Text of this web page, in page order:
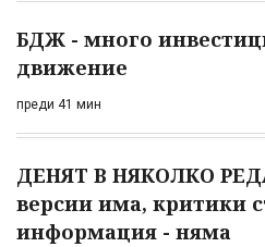
БДЖ - много
движение
преди 41 мин
ДЕНЯТ В НЯКОЛКО
версии има, критики
информация - няма